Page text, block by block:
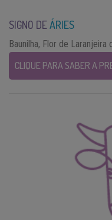
SIGNO DEÁRIES
Baunilha, Flor de Laranjeira
CLIQUE PARA SABER A